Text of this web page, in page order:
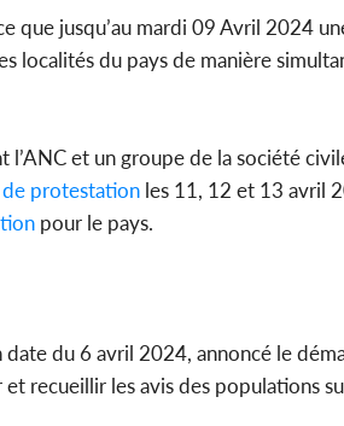
que jusqu’au mardi 09 Avril 2024
localités du pays de manière
et un groupe de la société
protestation les 11, 12 et 13 avril
pour le pays.
du 6 avril 2024, annoncé le
recueillir les avis des populations